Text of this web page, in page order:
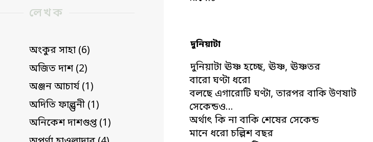
লেখক
অংকুর সাহা (6)
অজিত দাশ (2)
অঞ্জন আচার্য (1)
অদিতি ফাল্গুনী (1)
অনিকেশ দাশগুপ্ত (1)
দুনিয়াটা
দুনিয়াটা ঊষ্ণ হচ্ছে, ঊষ্ণ, ঊষ্ণতর
বারো ঘণ্টা ধরো
বলছে এগারোটি ঘণ্টা, তারপর বাকি উণষাট
সেকেন্ডও…
অর্থাৎ কি না বাকি শেষের সেকেন্ড
মানে ধরো চল্লিশ বছর